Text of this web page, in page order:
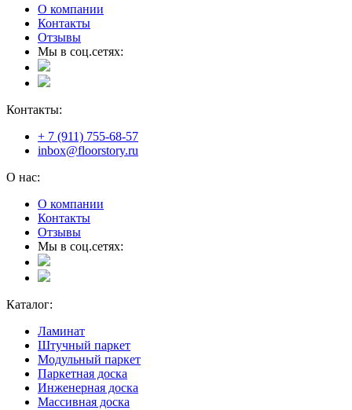
О компании
Контакты
Отзывы
Мы в соц.сетях:
Контакты:
+ 7 (911) 755-68-57
inbox@floorstory.ru
О нас:
О компании
Контакты
Отзывы
Мы в соц.сетях:
Каталог:
Ламинат
Штучный паркет
Модульный паркет
Паркетная доска
Инженерная доска
Массивная доска